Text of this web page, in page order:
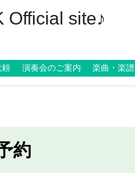
Official site♪
頼 演奏会のご案内 楽曲・楽譜
約